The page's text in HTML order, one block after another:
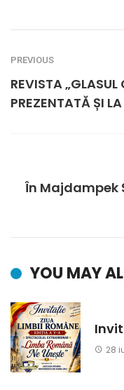
PREVIOUS
REVISTA „GLASUL
PREZENTATĂ ȘI
În Majdampek
YOU MAY
28